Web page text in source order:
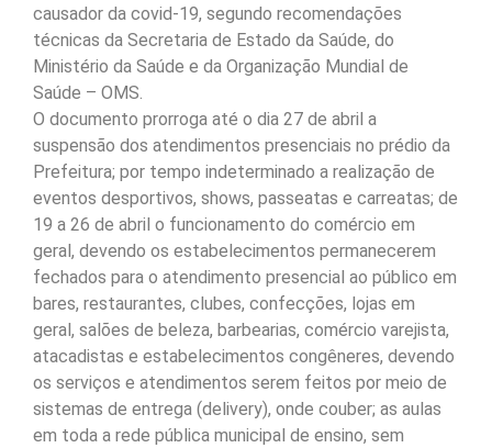
causador da covid-19, segundo recomendações
técnicas da Secretaria de Estado da Saúde, do
Ministério da Saúde e da Organização Mundial de
Saúde – OMS.
O documento prorroga até o dia 27 de abril a
suspensão dos atendimentos presenciais no prédio da
Prefeitura; por tempo indeterminado a realização de
eventos desportivos, shows, passeatas e carreatas; de
19 a 26 de abril o funcionamento do comércio em
geral, devendo os estabelecimentos permanecerem
fechados para o atendimento presencial ao público em
bares, restaurantes, clubes, confecções, lojas em
geral, salões de beleza, barbearias, comércio varejista,
atacadistas e estabelecimentos congêneres, devendo
os serviços e atendimentos serem feitos por meio de
sistemas de entrega (delivery), onde couber; as aulas
em toda a rede pública municipal de ensino, sem